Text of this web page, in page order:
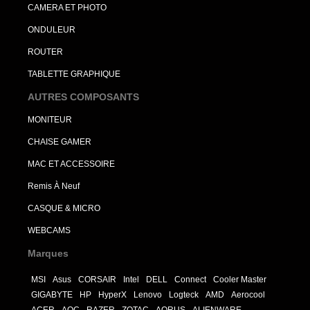
CAMERA ET PHOTO
ONDULEUR
ROUTER
TABLETTE GRAPHIQUE
AUTRES COMPOSANTS
MONITEUR
CHAISE GAMER
MAC ET ACCESSOIRE
Remis À Neuf
CASQUE & MICRO
WEBCAMS
Marques
MSI Asus CORSAIR Intel DELL Connect
Cooler Master
GIGABYTE
HP HyperX Lenovo Logteck AMD
Aerocool